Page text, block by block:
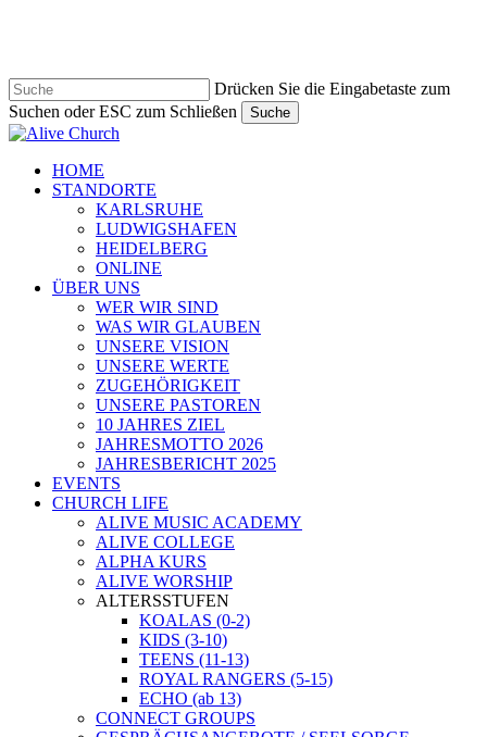
Drücken Sie die Eingabetaste zum
Suchen oder ESC zum Schließen
Suche
Suche
Navigationsmenü
HOME
STANDORTE
KARLSRUHE
LUDWIGSHAFEN
HEIDELBERG
ONLINE
ÜBER UNS
WER WIR SIND
WAS WIR GLAUBEN
UNSERE VISION
UNSERE WERTE
ZUGEHÖRIGKEIT
UNSERE PASTOREN
10 JAHRES ZIEL
JAHRESMOTTO 2026
JAHRESBERICHT 2025
EVENTS
CHURCH LIFE
ALIVE MUSIC ACADEMY
ALIVE COLLEGE
ALPHA KURS
ALIVE WORSHIP
ALTERSSTUFEN
KOALAS (0-2)
KIDS (3-10)
TEENS (11-13)
ROYAL RANGERS (5-15)
ECHO (ab 13)
CONNECT GROUPS